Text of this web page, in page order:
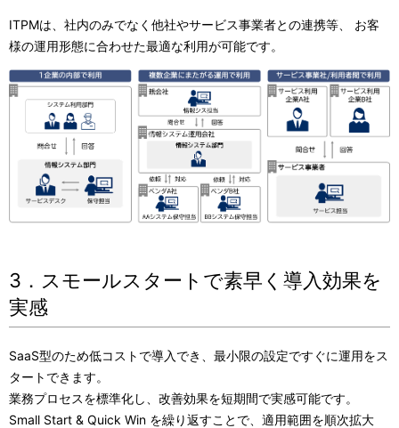
ITPMは、社内のみでなく他社やサービス事業者との連携等、 お客
様の運用形態に合わせた最適な利用が可能です。 ​
3．スモールスタートで素早く導入効果を
実感
SaaS型のため低コストで導入でき、最小限の設定ですぐに運用をス
タートできます。
業務プロセスを標準化し、改善効果を短期間で実感可能です。
Small Start & Quick Win を繰り返すことで、適用範囲を順次拡大